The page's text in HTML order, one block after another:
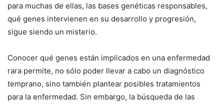
para muchas de ellas, las bases genéticas responsables,
qué genes intervienen en su desarrollo y progresión,
sigue siendo un misterio.
Conocer qué genes están implicados en una enfermedad
rara permite, no sólo poder llevar a cabo un diagnóstico
temprano, sino también plantear posibles tratamientos
para la enfermedad. Sin embargo, la búsqueda de las